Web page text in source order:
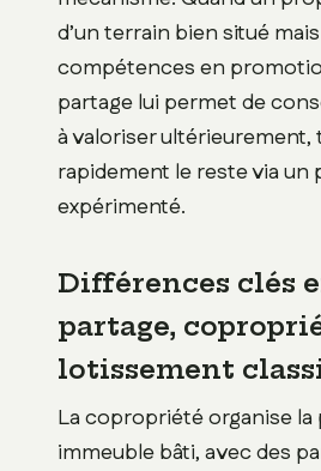
d’un terrain bien situé
compétences en
partage lui permet de
à valoriser
rapidement le reste via
expérimenté.
Différences clés
partage,
lotissement
La copropriété organise la
immeuble bâti, avec des